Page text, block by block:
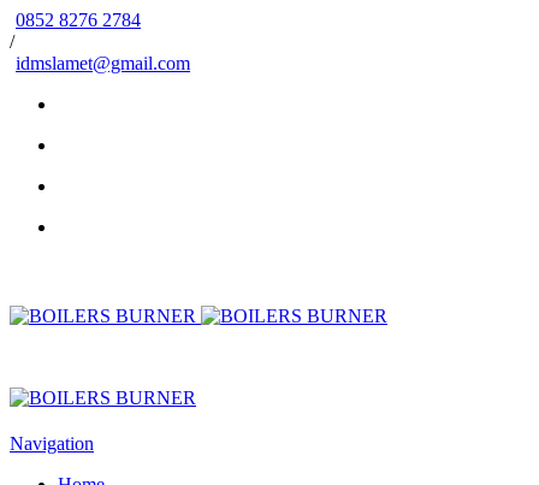
0852 8276 2784
/
idmslamet@gmail.com
Navigation